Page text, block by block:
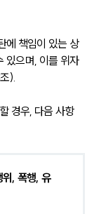
에 책임이 있는 상
있으며, 이를 위자
).
경우, 다음 사항
, 폭행, 유